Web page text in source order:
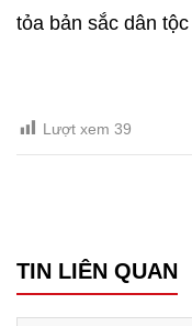
tỏa bản sắc dân
Lượt xem 39
TIN LIÊN QUAN